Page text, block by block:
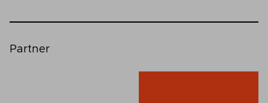
Partner